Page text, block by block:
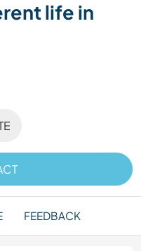
life in
FEEDBACK